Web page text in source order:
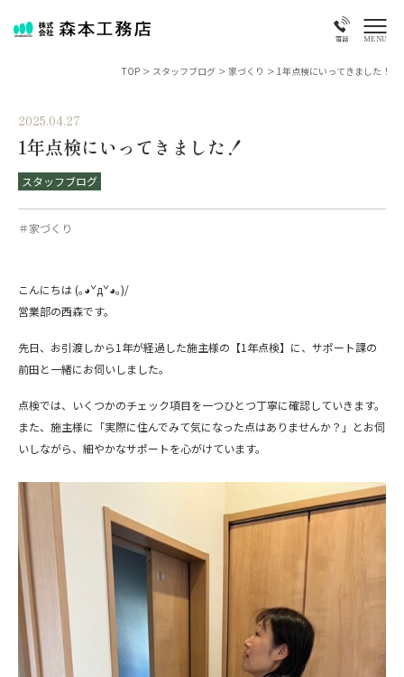
電話 MENU
TOP > スタッフブログ > 家づくり > 1年点検にいってきました！
2025.04.27
1年点検にいってきました！
スタッフブログ
＃家づくり
こんにちは (｡◕ˇдˇ​◕｡)/
営業部の西森です。
先日、お引渡しから1年が経過した施主様の【1年点検】に、サポート課の
前田と一緒にお伺いしました。
点検では、いくつかのチェック項目を一つひとつ丁寧に確認していきます。
また、施主様に「実際に住んでみて気になった点はありませんか？」とお伺
いしながら、細やかなサポートを心がけています。